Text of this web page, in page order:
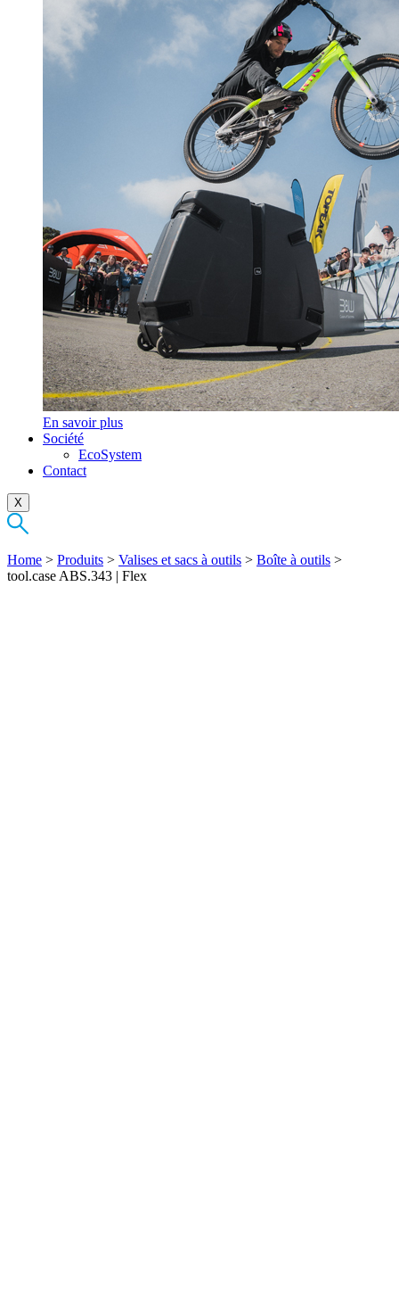
En savoir plus
Société
EcoSystem
Contact
X
Home > Produits > Valises et sacs à outils > Boîte à outils >
tool.case ABS.343 | Flex